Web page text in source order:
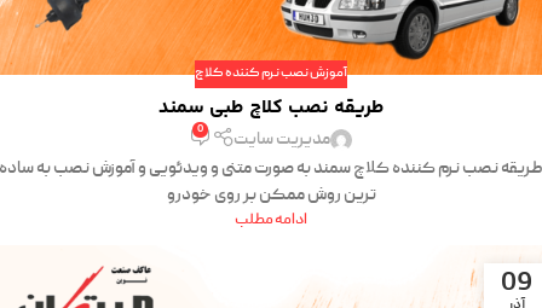
آموزش نصب نرم کننده کلاچ
طریقه نصب کلاچ طبی سمند
مدیریت سایت 0
طریقه نصب نرم کننده کلاچ سمند به صورت متنی و ویدئویی و آموزش نصب به ساده
ترین روش ممکن بر روی خودرو
ادامه مطلب
09